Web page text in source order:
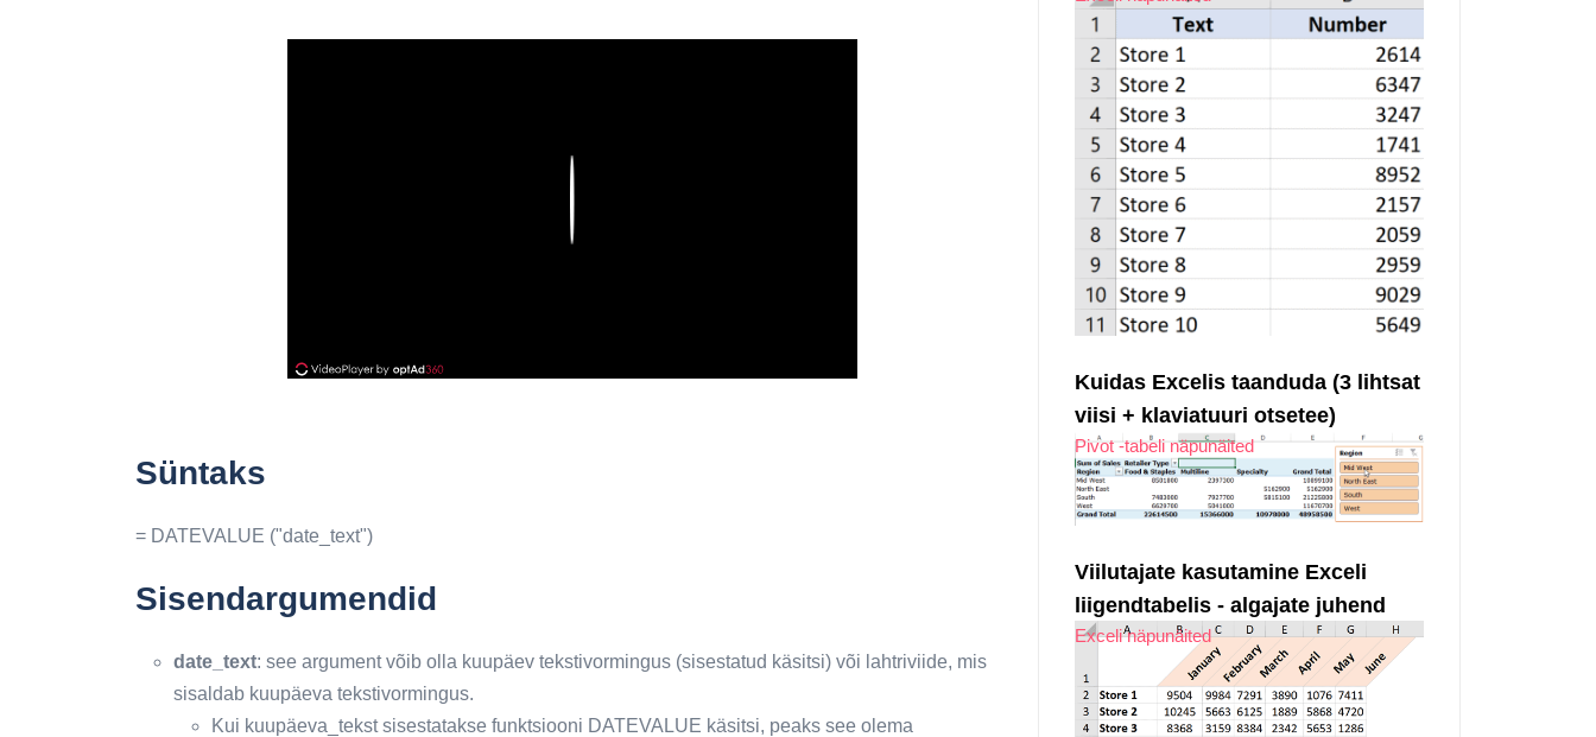
Süntaks
= DATEVALUE ("date_text")
Sisendargumendid
date_text: see argument võib olla kuupäev tekstivormingus (sisestatud käsitsi) või lahtriviide, mis
sisaldab kuupäeva tekstivormingus.
Kui kuupäeva_tekst sisestatakse funktsiooni DATEVALUE käsitsi, peaks see olema
Kuidas Excelis taanduda (3 lihtsat
viisi + klaviatuuri otsetee)
Pivot -tabeli näpunäited
Viilutajate kasutamine Exceli
liigendtabelis - algajate juhend
Exceli näpunäited